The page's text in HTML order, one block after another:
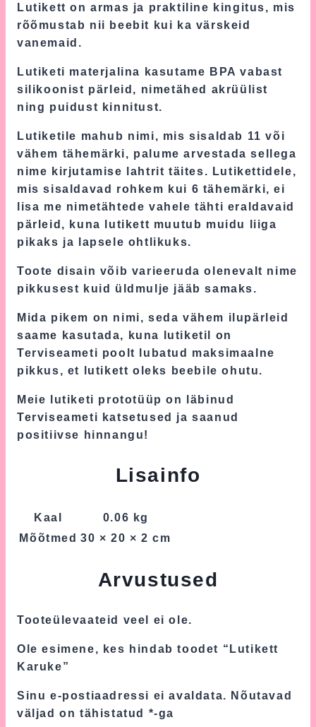
Lutikett on armas ja praktiline kingitus, mis
rõõmustab nii beebit kui ka värskeid
vanemaid.
Lutiketi materjalina kasutame BPA vabast
silikoonist pärleid, nimetähed akrüülist
ning puidust kinnitust.
Lutiketile mahub nimi, mis sisaldab 11 või
vähem tähemärki, palume arvestada sellega
nime kirjutamise lahtrit täites. Lutikettidele,
mis sisaldavad rohkem kui 6 tähemärki, ei
lisa me nimetähtede vahele tähti eraldavaid
pärleid, kuna lutikett muutub muidu liiga
pikaks ja lapsele ohtlikuks.
Toote disain võib varieeruda olenevalt nime
pikkusest kuid üldmulje jääb samaks.
Mida pikem on nimi, seda vähem ilupärleid
saame kasutada, kuna lutiketil on
Terviseameti poolt lubatud maksimaalne
pikkus, et lutikett oleks beebile ohutu.
Meie lutiketi prototüüp on läbinud
Terviseameti katsetused ja saanud
positiivse hinnangu!
Lisainfo
Kaal
0.06 kg
Mõõtmed 30 × 20 × 2 cm
Arvustused
Tooteülevaateid veel ei ole.
Ole esimene, kes hindab toodet “Lutikett
Karuke”
Sinu e-postiaadressi ei avaldata. Nõutavad
väljad on tähistatud *-ga